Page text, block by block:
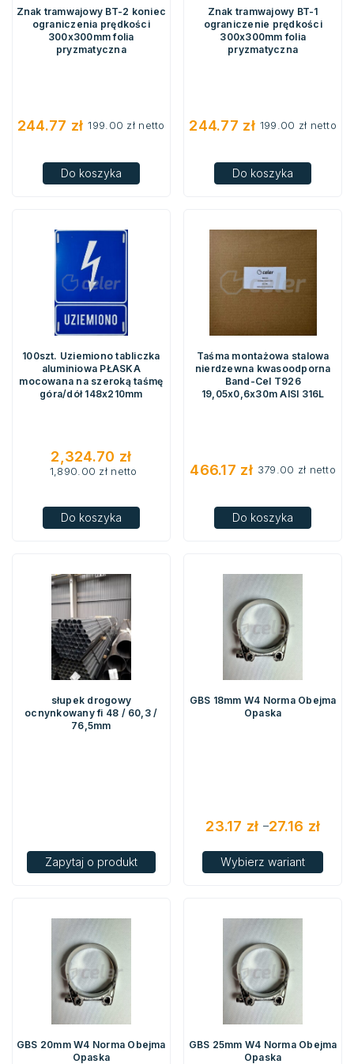
Znak tramwajowy BT-2 koniec
ograniczenia prędkości
300x300mm folia
pryzmatyczna
244.77 zł 199.00 zł netto
Do koszyka
Znak tramwajowy BT-1
ograniczenie prędkości
300x300mm folia
pryzmatyczna
244.77 zł 199.00 zł netto
Do koszyka
100szt. Uziemiono tabliczka
aluminiowa PŁASKA
mocowana na szeroką taśmę
góra/dół 148x210mm
2,324.70 zł
1,890.00 zł netto
Do koszyka
Taśma montażowa stalowa
nierdzewna kwasoodporna
Band-Cel T926
19,05x0,6x30m AISI 316L
466.17 zł 379.00 zł netto
Do koszyka
słupek drogowy
ocnynkowany fi 48 / 60,3 /
76,5mm
Zapytaj o produkt
GBS 18mm W4 Norma Obejma
Opaska
23.17 zł –27.16 zł
Zakres
cen:
27.16 zł
Wybierz wariant
GBS 20mm W4 Norma Obejma
Opaska
GBS 25mm W4 Norma Obejma
Opaska